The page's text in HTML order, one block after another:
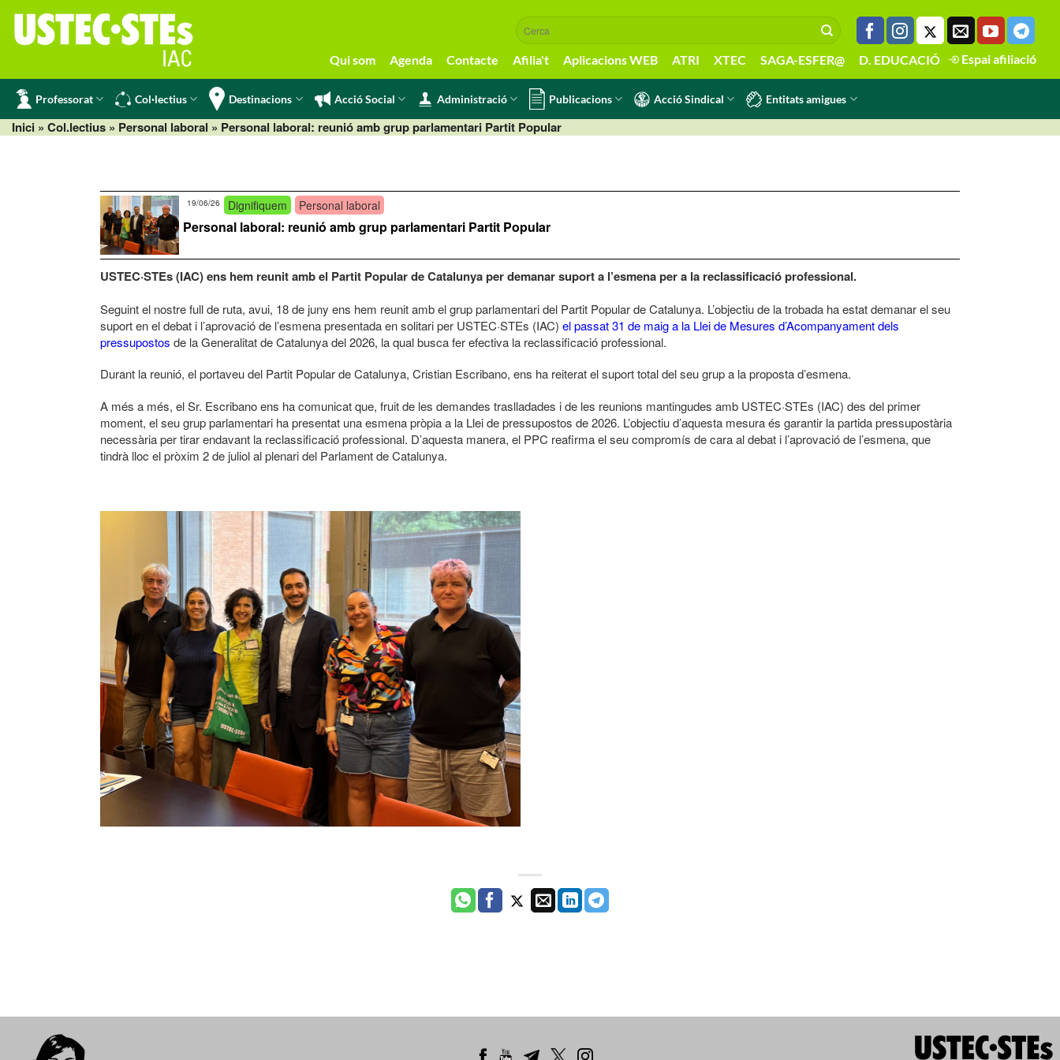
content
Qui som Agenda Contacte Afilia't Aplicacions WEB ATRI XTEC SAGA-ESFER@ D. EDUCACIÓ Espai afiliació
Professorat Col·lectius Destinacions Acció Social Administració Publicacions Acció Sindical Entitats amigues
Inici » Col.lectius » Personal laboral » Personal laboral: reunió amb grup parlamentari Partit Popular
Dignifiquem Personal laboral
19/06/26
Personal laboral: reunió amb grup parlamentari Partit Popular
USTEC·STEs (IAC) ens hem reunit amb el Partit Popular de Catalunya per demanar suport a l’esmena per a la reclassificació professional.
Seguint el nostre full de ruta, avui, 18 de juny ens hem reunit amb el grup parlamentari del Partit Popular de Catalunya. L’objectiu de la trobada ha estat demanar el seu
suport en el debat i l’aprovació de l’esmena presentada en solitari per USTEC·STEs (IAC) el passat 31 de maig a la Llei de Mesures d’Acompanyament dels
pressupostos de la Generalitat de Catalunya del 2026, la qual busca fer efectiva la reclassificació professional.
Durant la reunió, el portaveu del Partit Popular de Catalunya, Cristian Escribano, ens ha reiterat el suport total del seu grup a la proposta d’esmena.
A més a més, el Sr. Escribano ens ha comunicat que, fruit de les demandes traslladades i de les reunions mantingudes amb USTEC·STEs (IAC) des del primer
moment, el seu grup parlamentari ha presentat una esmena pròpia a la Llei de pressupostos de 2026. L’objectiu d’aquesta mesura és garantir la partida pressupostària
necessària per tirar endavant la reclassificació professional. D’aquesta manera, el PPC reafirma el seu compromís de cara al debat i l’aprovació de l’esmena, que
tindrà lloc el pròxim 2 de juliol al plenari del Parlament de Catalunya.